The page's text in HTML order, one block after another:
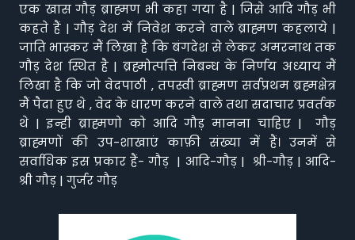
एक खास गौड़ ब्राह्मण भी कहा गया है | जिसे आदि गौड़ भी
कहते हैं | गौड़ देश में निवेश करने वाले ब्राह्मण कहलाये |
जाति भास्कर मैं लिखा है कि बंगदेश से लेकर अमरनाथ तक
गौड़ देश स्थित है | ब्रह्मोत्पत्ति निबन्ध के निर्णय अध्याय मैं
लिखा है कि जो वेदपाठी , तपस्वी ब्राह्मण सर्वप्रथम ब्रह्मक्षेत्र
मैं पैदा हुए थे , वेद के धारण करने वाले तथा सदाचार प्रवर्तक
थे | इन्ही ब्राह्मणो को आदि गौड़ मानना चाहिए | गौड़
ब्राह्मणों की उप-शाखाएं काफ़ी संख्या में हैं। उनमें से
सर्वाधिक इस प्रकार हैं- गौड़ | आदि-गौड़ | श्री-गौड़ | आदि-
श्री गौड़ | गुर्जर गौड़